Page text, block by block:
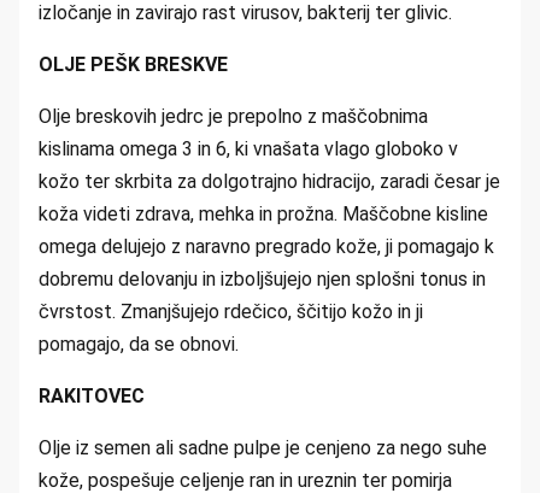
izločanje in zavirajo rast virusov, bakterij ter glivic.
OLJE PEŠK BRESKVE
Olje breskovih jedrc je prepolno z maščobnima
kislinama omega 3 in 6, ki vnašata vlago globoko v
kožo ter skrbita za dolgotrajno hidracijo, zaradi česar je
koža videti zdrava, mehka in prožna. Maščobne kisline
omega delujejo z naravno pregrado kože, ji pomagajo k
dobremu delovanju in izboljšujejo njen splošni tonus in
čvrstost. Zmanjšujejo rdečico, ščitijo kožo in ji
pomagajo, da se obnovi.
RAKITOVEC
Olje iz semen ali sadne pulpe je cenjeno za nego suhe
kože, pospešuje celjenje ran in ureznin ter pomirja